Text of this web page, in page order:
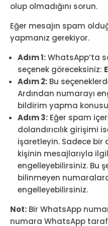
olup olmadığını sorun.
Eğer mesajın spam
yapmanız gerekiyor.
Adım 1:WhatsApp’ta
seçenek göreceksiniz:
Adım 2: Bu
Ardından numarayı
bildirim yapma
Adım 3: Eğer spam
dolandırıcılık girişimi
işaretleyin. Sadece bir
kişinin mesajlarıyla
engelleyebilirsiniz. Bu
bilinmeyen
engelleyebilirsiniz.
Not: Bir WhatsApp
numara WhatsApp